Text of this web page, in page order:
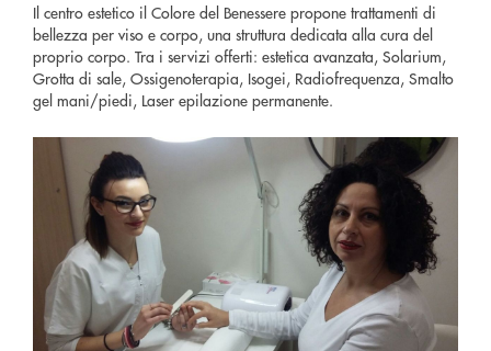
Il centro estetico il Colore del Benessere propone trattamenti di
bellezza per viso e corpo, una struttura dedicata alla cura del
proprio corpo. Tra i servizi offerti: estetica avanzata, Solarium,
Grotta di sale, Ossigenoterapia, Isogei, Radiofrequenza, Smalto
gel mani/piedi, Laser epilazione permanente.